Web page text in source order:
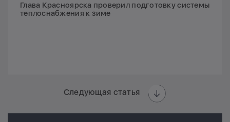
Глава Красноярска проверил подготовку системы
теплоснабжения к зиме
Следующая статья